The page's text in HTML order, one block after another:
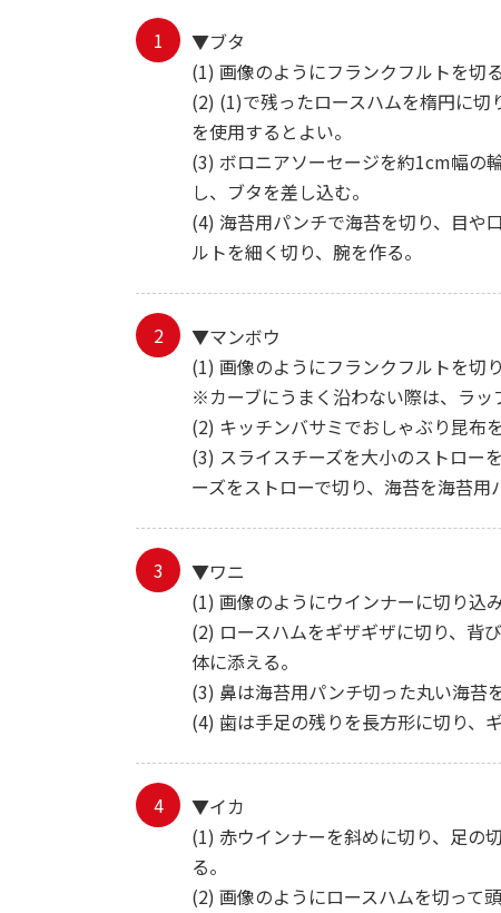
▼ブタ
(1) 画像のようにフランクフルトを切
(2) (1)で残ったロースハムを楕円に
を使用するとよい。
(3) ボロニアソーセージを約1cm幅の
し、ブタを差し込む。
(4) 海苔用パンチで海苔を切り、目や
ルトを細く切り、腕を作る。
▼マンボウ
(1) 画像のようにフランクフルトを切
※カーブにうまく沿わない際は、ラッ
(2) キッチンバサミでおしゃぶり昆布
(3) スライスチーズを大小のストロー
ーズをストローで切り、海苔を海苔用
▼ワニ
(1) 画像のようにウインナーに切り込
(2) ロースハムをギザギザに切り、背
体に添える。
(3) 鼻は海苔用パンチ切った丸い海苔
(4) 歯は手足の残りを長方形に切り、
▼イカ
(1) 赤ウインナーを斜めに切り、足の
る。
(2) 画像のようにロースハムを切って